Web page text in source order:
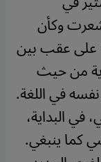
وكأن
على عقب بين
من حيث
في اللغة.
في البداية،
كما ينبغي.